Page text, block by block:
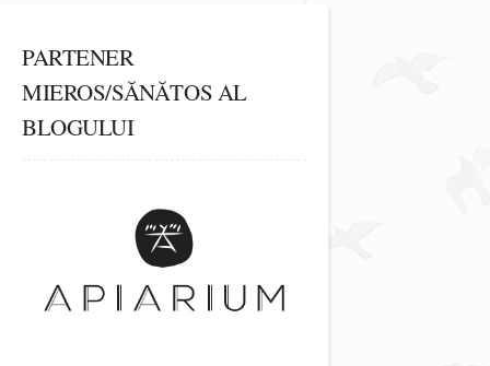
PARTENER
MIEROS/SĂNĂTOS AL
BLOGULUI